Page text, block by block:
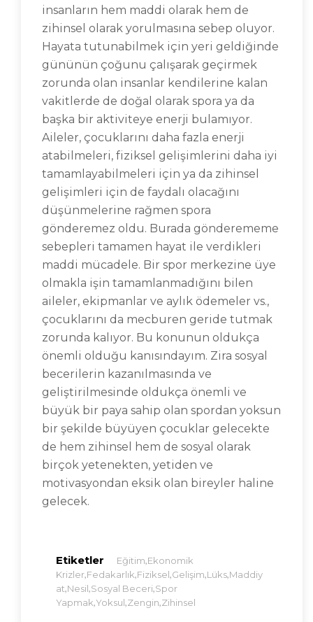
insanların hem maddi olarak hem de
zihinsel olarak yorulmasına sebep oluyor.
Hayata tutunabilmek için yeri geldiğinde
gününün çoğunu çalışarak geçirmek
zorunda olan insanlar kendilerine kalan
vakitlerde de doğal olarak spora ya da
başka bir aktiviteye enerji bulamıyor.
Aileler, çocuklarını daha fazla enerji
atabilmeleri, fiziksel gelişimlerini daha iyi
tamamlayabilmeleri için ya da zihinsel
gelişimleri için de faydalı olacağını
düşünmelerine rağmen spora
gönderemez oldu. Burada gönderememe
sebepleri tamamen hayat ile verdikleri
maddi mücadele. Bir spor merkezine üye
olmakla işin tamamlanmadığını bilen
aileler, ekipmanlar ve aylık ödemeler vs.,
çocuklarını da mecburen geride tutmak
zorunda kalıyor. Bu konunun oldukça
önemli olduğu kanısındayım. Zira sosyal
becerilerin kazanılmasında ve
geliştirilmesinde oldukça önemli ve
büyük bir paya sahip olan spordan yoksun
bir şekilde büyüyen çocuklar gelecekte
de hem zihinsel hem de sosyal olarak
birçok yetenekten, yetiden ve
motivasyondan eksik olan bireyler haline
gelecek.
Etiketler Eğitim,Ekonomik
Krizler,Fedakarlık,Fiziksel,Gelişim,Lüks,Maddiy
At,Nesil,Sosyal Beceri,Spor
Yapmak,Yoksul,Zengin,Zihinsel